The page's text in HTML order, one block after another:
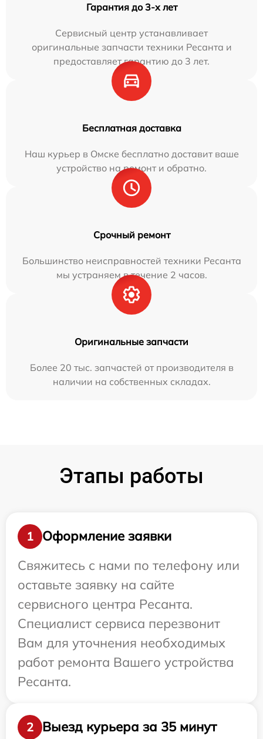
Гарантия до 3-х лет
Сервисный центр устанавливает
оригинальные запчасти техники Ресанта и
предоставляет гарантию до 3 лет.
Бесплатная доставка
Наш курьер в Омске бесплатно доставит ваше
устройство на ремонт и обратно.
Срочный ремонт
Большинство неисправностей техники Ресанта
мы устраняем в течение 2 часов.
Оригинальные запчасти
Более 20 тыс. запчастей от производителя в
наличии на собственных складах.
Этапы работы
1
Оформление заявки
Свяжитесь с нами по телефону или
оставьте заявку на сайте
сервисного центра Ресанта.
Специалист сервиса перезвонит
Вам для уточнения необходимых
работ ремонта Вашего устройства
Ресанта.
2 Выезд курьера за 35 минут